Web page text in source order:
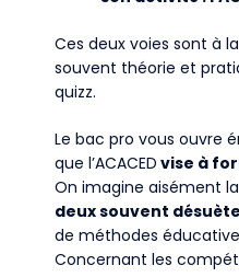
Ces deux voies sont à
souvent théorie et
quizz.
Le bac pro vous ouvre
que l’ACACED vise à
On imagine aisément
deux souvent
de méthodes
Concernant les